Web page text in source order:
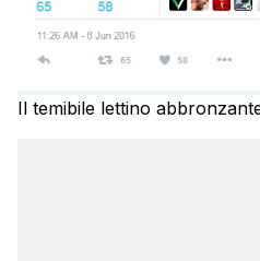
Il temibile lettino